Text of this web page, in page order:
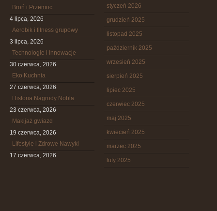
Broń i Przemoc
4 lipca, 2026
Aerobik i fitness grupowy
3 lipca, 2026
Technologie i Innowacje
30 czerwca, 2026
Eko Kuchnia
27 czerwca, 2026
Historia Nagrody Nobla
23 czerwca, 2026
Makijaż gwiazd
19 czerwca, 2026
Lifestyle i Zdrowe Nawyki
17 czerwca, 2026
styczeń 2026
grudzień 2025
listopad 2025
październik 2025
wrzesień 2025
sierpień 2025
lipiec 2025
czerwiec 2025
maj 2025
kwiecień 2025
marzec 2025
luty 2025